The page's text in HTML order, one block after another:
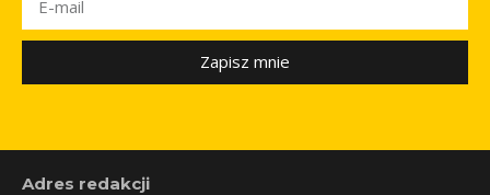
Zapisz mnie
Adres redakcji